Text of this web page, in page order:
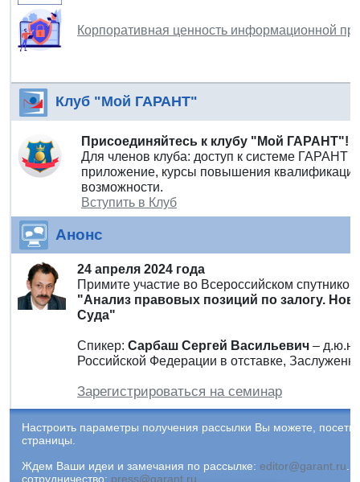
Корпоративная ценность информационной
Клуб "Мой ГАРАНТ"
Присоединяйтесь к клубу "Мой ГАРАНТ"!
Для членов клуба: доступ к системе ГАРАНТ
приложение, курсы повышения
возможности.
Вступить в Клуб
Анонс
24 апреля 2024 года
Примите участие во Всероссийском
"Анализ правовых позиций по залогу.
Суда"
Спикер: Сарбаш Сергей Васильевич –
Российской Федерации в отставке,
Зарегистрироваться на семинар
Настроить параметры получения рассылки Вы можете,
страницы.
Ждем Ваши идеи и замечания по рассылке: editor@garant.ru
сотрудничество: press@garant.ru